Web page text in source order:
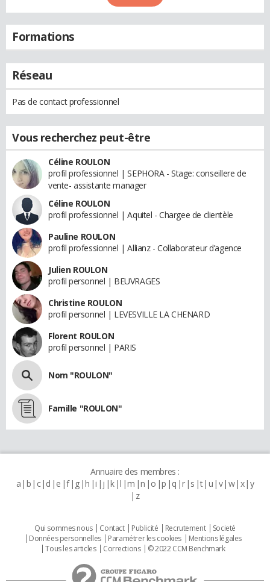
Formations
Réseau
Pas de contact professionnel
Vous recherchez peut-être
Céline ROULON
profil professionnel | SEPHORA - Stage: conseillere de
vente- assistante manager
Céline ROULON
profil professionnel | Aquitel - Chargee de clientèle
Pauline ROULON
profil professionnel | Allianz - Collaborateur d’agence
Julien ROULON
profil personnel | BEUVRAGES
Christine ROULON
profil personnel | LEVESVILLE LA CHENARD
Florent ROULON
profil personnel | PARIS
Nom "ROULON"
Famille "ROULON"
Annuaire des membres :
a b c d e f g h i j k l m n o p q r s t u v w x y
z
Qui sommes nous Contact Publicité Recrutement
Societé
Données personnelles
Paramétrer les cookies
Mentions légales
Tous les articles
Corrections © 2022 CCM Benchmark